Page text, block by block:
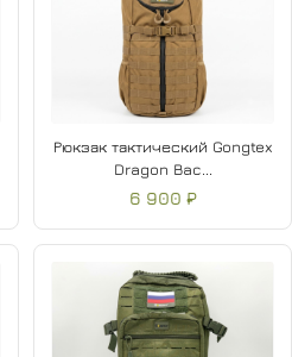
Рюкзак тактический Gongtex
Dragon Bac...
6 900 ₽